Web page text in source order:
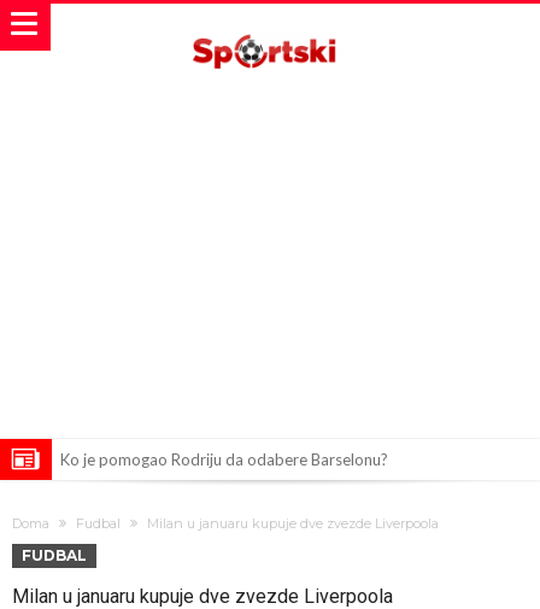
Ko je pomogao Rodriju da odabere Barselonu?
Đani Infantino dobija podršku: Ko su njegovi saveznici?
Doma Fudbal Milan u januaru kupuje dve zvezde Liverpoola
FUDBAL
Milan u januaru kupuje dve zvezde Liverpoola